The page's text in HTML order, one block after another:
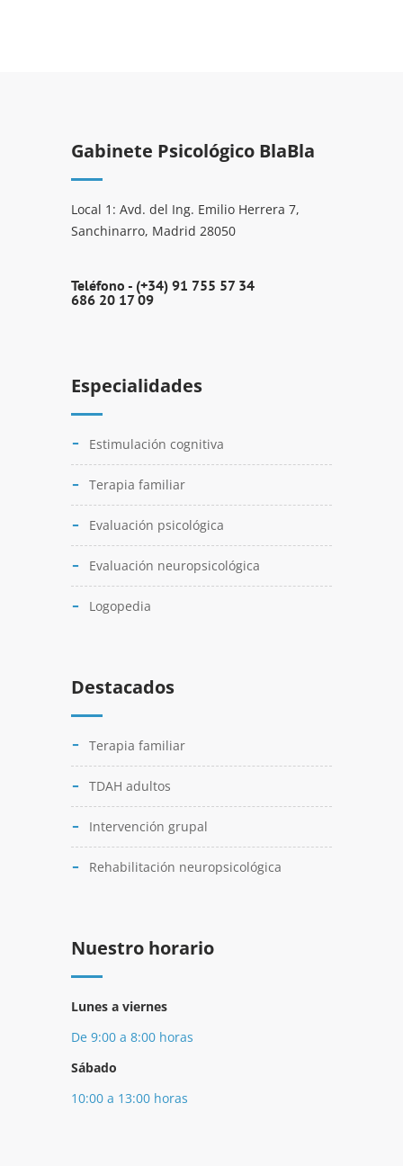
Gabinete Psicológico BlaBla
Local 1: Avd. del Ing. Emilio Herrera 7,
Sanchinarro, Madrid 28050
Teléfono - (+34) 91 755 57 34
686 20 17 09
Especialidades
Estimulación cognitiva
Terapia familiar
Evaluación psicológica
Evaluación neuropsicológica
Logopedia
Destacados
Terapia familiar
TDAH adultos
Intervención grupal
Rehabilitación neuropsicológica
Nuestro horario
Lunes a viernes
De 9:00 a 8:00 horas
Sábado
10:00 a 13:00 horas